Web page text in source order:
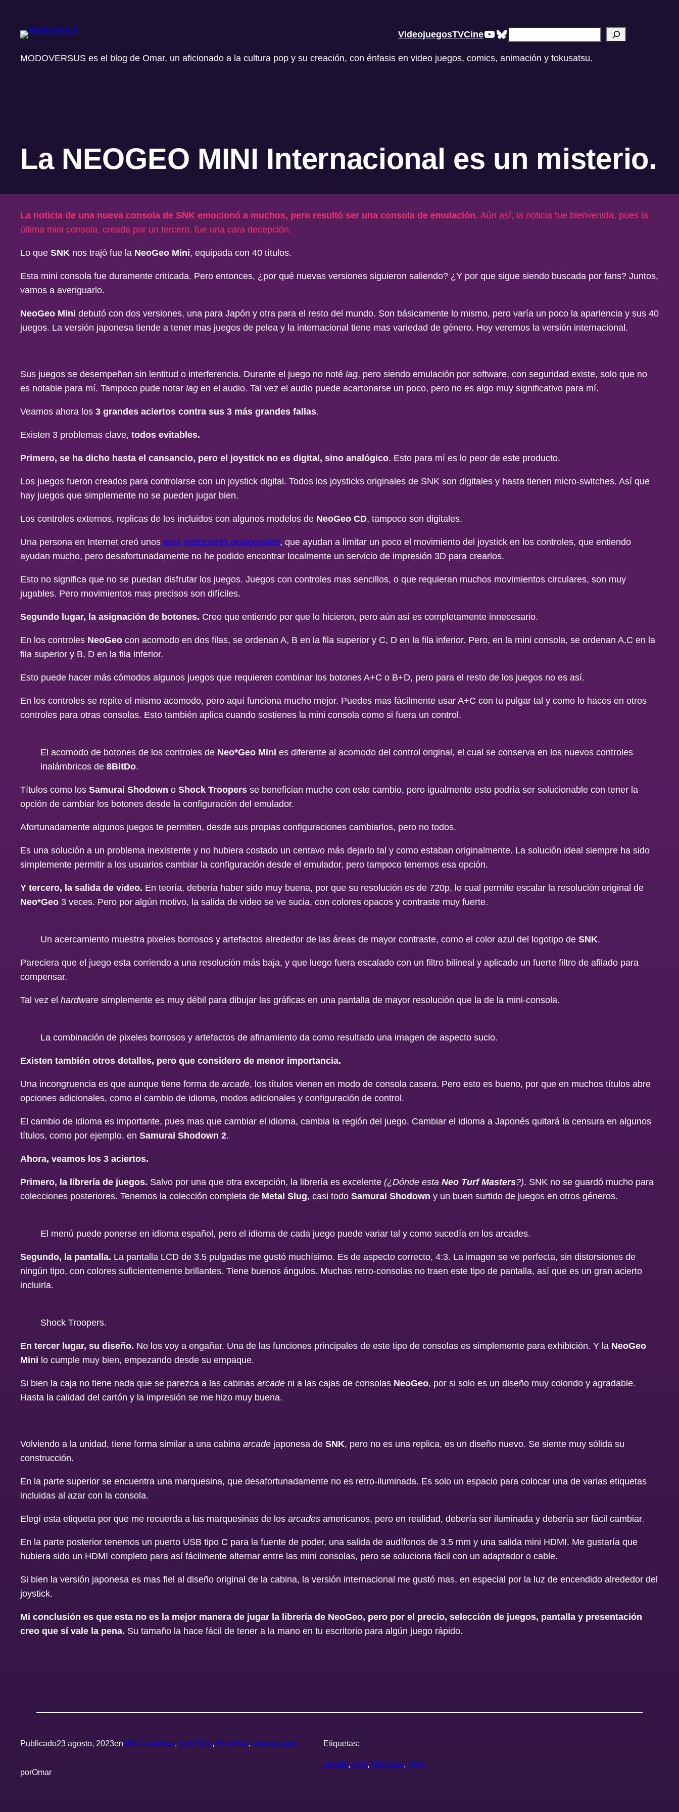
contenido
VideojuegosTVCineYouTube
Bluesky
MODOVERSUS es el blog de Omar, un aficionado a la cultura pop y su creación, con énfasis en video juegos, comics, animación y tokusatsu.
La NEOGEO MINI Internacional es un misterio.
La noticia de una nueva consola de SNK emocionó a muchos, pero resultó ser una consola de emulación. Aún así, la noticia fue bienvenida, pues la
última mini consola, creada por un tercero, fue una cara decepción.
Lo que SNK nos trajó fue la NeoGeo Mini, equipada con 40 títulos.
Esta mini consola fue duramente criticada. Pero entonces, ¿por qué nuevas versiones siguieron saliendo? ¿Y por que sigue siendo buscada por fans? Juntos,
vamos a averiguarlo.
NeoGeo Mini debutó con dos versiones, una para Japón y otra para el resto del mundo. Son básicamente lo mismo, pero varía un poco la apariencia y sus 40
juegos. La versión japonesa tiende a tener mas juegos de pelea y la internacional tiene mas variedad de género. Hoy veremos la versión internacional.
Sus juegos se desempeñan sin lentitud o interferencia. Durante el juego no noté lag, pero siendo emulación por software, con seguridad existe, solo que no
es notable para mí. Tampoco pude notar lag en el audio. Tal vez el audio puede acartonarse un poco, pero no es algo muy significativo para mí.
Veamos ahora los 3 grandes aciertos contra sus 3 más grandes fallas.
Existen 3 problemas clave, todos evitables.
Primero, se ha dicho hasta el cansancio, pero el joystick no es digital, sino analógico. Esto para mí es lo peor de este producto.
Los juegos fueron creados para controlarse con un joystick digital. Todos los joysticks originales de SNK son digitales y hasta tienen micro-switches. Así que
hay juegos que simplemente no se pueden jugar bien.
Los controles externos, replicas de los incluidos con algunos modelos de NeoGeo CD, tampoco son digitales.
Una persona en Internet creó unos aros restrictores octagonales, que ayudan a limitar un poco el movimiento del joystick en los controles, que entiendo
ayudan mucho, pero desafortunadamente no he podido encontrar localmente un servicio de impresión 3D para crearlos.
Esto no significa que no se puedan disfrutar los juegos. Juegos con controles mas sencillos, o que requieran muchos movimientos circulares, son muy
jugables. Pero movimientos mas precisos son difíciles.
Segundo lugar, la asignación de botones. Creo que entiendo por que lo hicieron, pero aún así es completamente innecesario.
En los controles NeoGeo con acomodo en dos filas, se ordenan A, B en la fila superior y C, D en la fila inferior. Pero, en la mini consola, se ordenan A,C en la
fila superior y B, D en la fila inferior.
Esto puede hacer más cómodos algunos juegos que requieren combinar los botones A+C o B+D, pero para el resto de los juegos no es así.
En los controles se repite el mismo acomodo, pero aquí funciona mucho mejor. Puedes mas fácilmente usar A+C con tu pulgar tal y como lo haces en otros
controles para otras consolas. Esto también aplica cuando sostienes la mini consola como si fuera un control.
El acomodo de botones de los controles de Neo*Geo Mini es diferente al acomodo del control original, el cual se conserva en los nuevos controles
inalámbricos de 8BitDo.
Títulos como los Samurai Shodown o Shock Troopers se benefician mucho con este cambio, pero igualmente esto podría ser solucionable con tener la
opción de cambiar los botones desde la configuración del emulador.
Afortunadamente algunos juegos te permiten, desde sus propias configuraciones cambiarlos, pero no todos.
Es una solución a un problema inexistente y no hubiera costado un centavo más dejarlo tal y como estaban originalmente. La solución ideal siempre ha sido
simplemente permitir a los usuarios cambiar la configuración desde el emulador, pero tampoco tenemos esa opción.
Y tercero, la salida de video. En teoría, debería haber sido muy buena, por que su resolución es de 720p, lo cual permite escalar la resolución original de
Neo*Geo 3 veces. Pero por algún motivo, la salida de video se ve sucia, con colores opacos y contraste muy fuerte.
Un acercamiento muestra pixeles borrosos y artefactos alrededor de las áreas de mayor contraste, como el color azul del logotipo de SNK.
Pareciera que el juego esta corriendo a una resolución más baja, y que luego fuera escalado con un filtro bilineal y aplicado un fuerte filtro de afilado para
compensar.
Tal vez el hardware simplemente es muy débil para dibujar las gráficas en una pantalla de mayor resolución que la de la mini-consola.
La combinación de pixeles borrosos y artefactos de afinamiento da como resultado una imagen de aspecto sucio.
Existen también otros detalles, pero que considero de menor importancia.
Una incongruencia es que aunque tiene forma de arcade, los títulos vienen en modo de consola casera. Pero esto es bueno, por que en muchos títulos abre
opciones adicionales, como el cambio de idioma, modos adicionales y configuración de control.
El cambio de idioma es importante, pues mas que cambiar el idioma, cambia la región del juego. Cambiar el idioma a Japonés quitará la censura en algunos
títulos, como por ejemplo, en Samurai Shodown 2.
Ahora, veamos los 3 aciertos.
Primero, la librería de juegos. Salvo por una que otra excepción, la librería es excelente (¿Dónde esta Neo Turf Masters?). SNK no se guardó mucho para
colecciones posteriores. Tenemos la colección completa de Metal Slug, casi todo Samurai Shodown y un buen surtido de juegos en otros géneros.
El menú puede ponerse en idioma español, pero el idioma de cada juego puede variar tal y como sucedía en los arcades.
Segundo, la pantalla. La pantalla LCD de 3.5 pulgadas me gustó muchísimo. Es de aspecto correcto, 4:3. La imagen se ve perfecta, sin distorsiones de
ningún tipo, con colores suficientemente brillantes. Tiene buenos ángulos. Muchas retro-consolas no traen este tipo de pantalla, así que es un gran acierto
incluirla.
Shock Troopers.
En tercer lugar, su diseño. No los voy a engañar. Una de las funciones principales de este tipo de consolas es simplemente para exhibición. Y la NeoGeo
Mini lo cumple muy bien, empezando desde su empaque.
Si bien la caja no tiene nada que se parezca a las cabinas arcade ni a las cajas de consolas NeoGeo, por si solo es un diseño muy colorido y agradable.
Hasta la calidad del cartón y la impresión se me hizo muy buena.
Volviendo a la unidad, tiene forma similar a una cabina arcade japonesa de SNK, pero no es una replica, es un diseño nuevo. Se siente muy sólida su
construcción.
En la parte superior se encuentra una marquesina, que desafortunadamente no es retro-iluminada. Es solo un espacio para colocar una de varias etiquetas
incluidas al azar con la consola.
Elegí esta etiqueta por que me recuerda a las marquesinas de los arcades americanos, pero en realidad, debería ser iluminada y debería ser fácil cambiar.
En la parte posterior tenemos un puerto USB tipo C para la fuente de poder, una salida de audífonos de 3.5 mm y una salida mini HDMI. Me gustaría que
hubiera sido un HDMI completo para así fácilmente alternar entre las mini consolas, pero se soluciona fácil con un adaptador o cable.
Si bien la versión japonesa es mas fiel al diseño original de la cabina, la versión internacional me gustó mas, en especial por la luz de encendido alrededor del
joystick.
Mi conclusión es que esta no es la mejor manera de jugar la librería de NeoGeo, pero por el precio, selección de juegos, pantalla y presentación
creo que sí vale la pena. Su tamaño la hace fácil de tener a la mano en tu escritorio para algún juego rápido.
Publicado23 agosto, 2023enMini Consolas, Neo*Geo, Reseñas, Videojuegos
porOmar
Etiquetas:
arcade, mini, Neo Geo, SNK